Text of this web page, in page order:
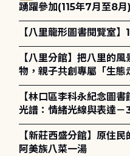
踴躍參加(115年7月至8月
【八里龍形圖書閱覽室】
【八里分館】把八里的
物，親子共創專屬「生態
【林口區李科永紀念圖
光譜：情緒光線與表達
錄取名單)
【新莊西盛分館】原住
阿美族八菜一湯